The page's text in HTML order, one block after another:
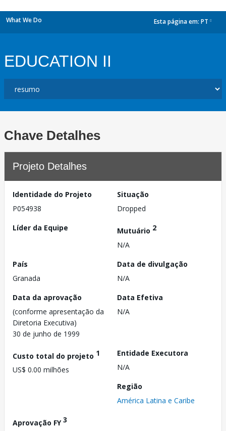
What We Do Esta página em: PT
EDUCATION II
Chave Detalhes
Projeto Detalhes
Identidade do Projeto
P054938
Situação
Dropped
Líder da Equipe
Mutuário 2
N/A
País
Granada
Data de divulgação
N/A
Data da aprovação
(conforme apresentação da
Diretoria Executiva)
30 de junho de 1999
Data Efetiva
N/A
Custo total do projeto 1
US$ 0.00 milhões
Entidade Executora
N/A
Região
América Latina e Caribe
Aprovação FY3